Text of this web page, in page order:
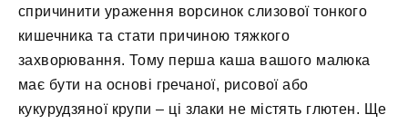
спричинити ураження ворсинок слизової тонкого
кишечника та стати причиною тяжкого
захворювання. Тому перша каша вашого малюка
має бути на основі гречаної, рисової або
кукурудзяної крупи – ці злаки не містять глютен. Ще